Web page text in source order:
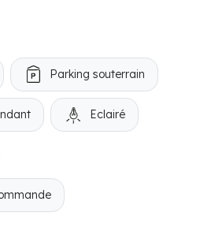
Parking souterrain
Eclairé